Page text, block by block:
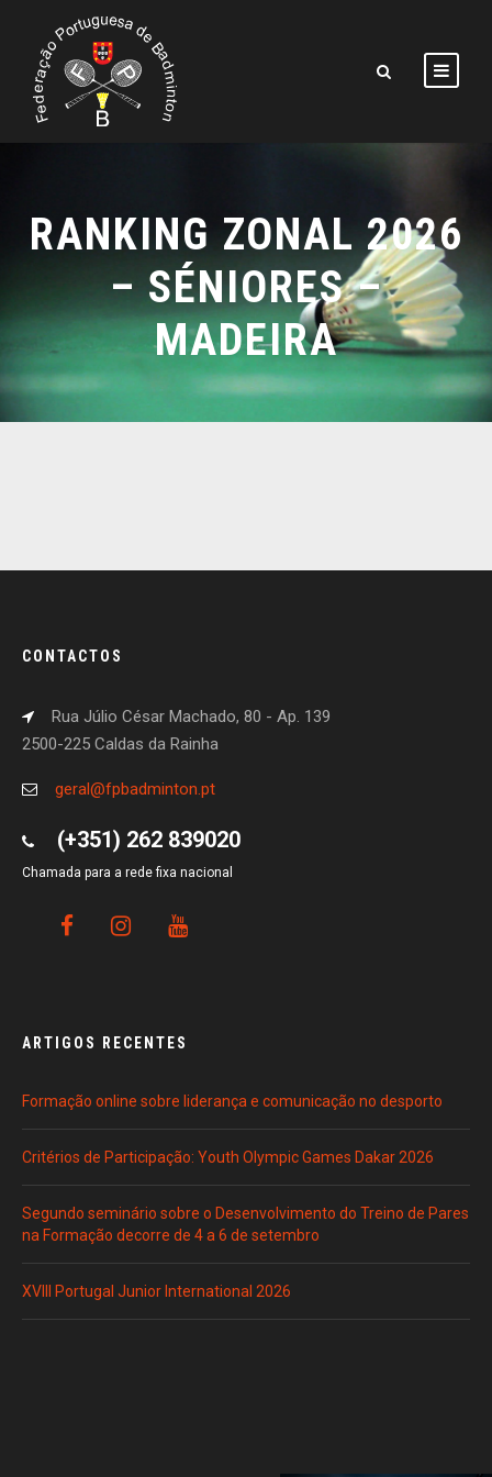
RANKING ZONAL 2026
– SÉNIORES –
MADEIRA
CONTACTOS
Rua Júlio César Machado, 80 - Ap. 139
2500-225 Caldas da Rainha
geral@fpbadminton.pt
(+351) 262 839020
Chamada para a rede fixa nacional
ARTIGOS RECENTES
Formação online sobre liderança e comunicação no desporto
Critérios de Participação: Youth Olympic Games Dakar 2026
Segundo seminário sobre o Desenvolvimento do Treino de Pares
na Formação decorre de 4 a 6 de setembro
XVIII Portugal Junior International 2026